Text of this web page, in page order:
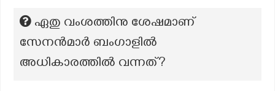
ഏതു വംശത്തിനു ശേഷമാണ്
സേനൻമാർ ബംഗാളിൽ
അധികാരത്തിൽ വന്നത്?